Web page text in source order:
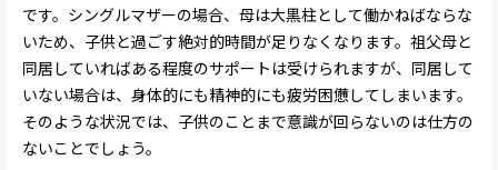
です。シングルマザーの場合、母は大黒柱として働かねばならな
いため、子供と過ごす絶対的時間が足りなくなります。祖父母と
同居していればある程度のサポートは受けられますが、同居して
いない場合は、身体的にも精神的にも疲労困憊してしまいます。
そのような状況では、子供のことまで意識が回らないのは仕方の
ないことでしょう。